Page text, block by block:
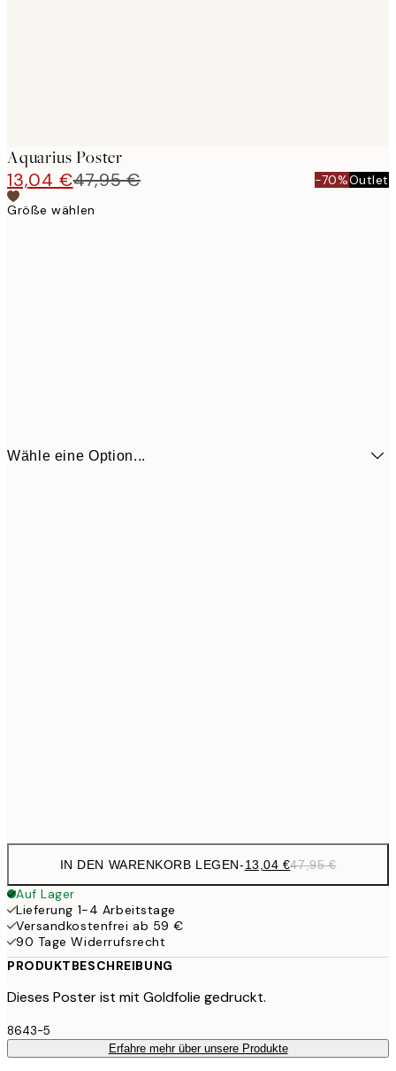
Aquarius Poster
13,04 €47,95 € -70%Outlet
Größe wählen
Wähle eine Option...
IN DEN WARENKORB LEGEN-13,04 €47,95 €
Auf Lager
Lieferung 1-4 Arbeitstage
Versandkostenfrei ab 59 €
90 Tage Widerrufsrecht
PRODUKTBESCHREIBUNG
Dieses Poster ist mit Goldfolie gedruckt.
8643-5
Erfahre mehr über unsere Produkte